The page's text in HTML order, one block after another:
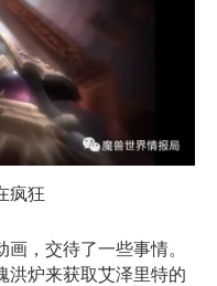
疯狂
，交待了一些事情。
洪炉来获取艾泽里特的